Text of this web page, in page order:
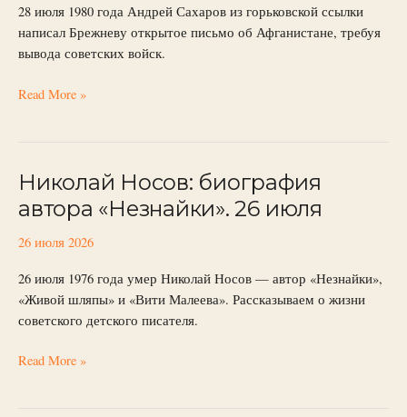
28 июля 1980 года Андрей Сахаров из горьковской ссылки
написал Брежневу открытое письмо об Афганистане, требуя
вывода советских войск.
28
июля
Read More »
Николай Носов: биография
автора «Незнайки». 26 июля
26 июля 2026
26 июля 1976 года умер Николай Носов — автор «Незнайки»,
«Живой шляпы» и «Вити Малеева». Рассказываем о жизни
советского детского писателя.
Николай
биография
автора
26
июля
Read More »